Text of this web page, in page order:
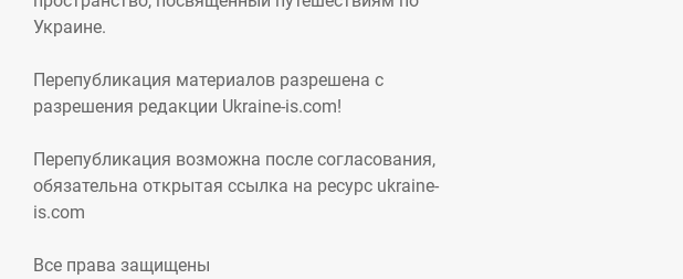
Украине.
Перепубликация материалов разрешена с
разрешения редакции Ukraine-is.com!
Перепубликация возможна после согласования,
обязательна открытая ссылка на ресурс ukraine-
is.com
Все права защищены